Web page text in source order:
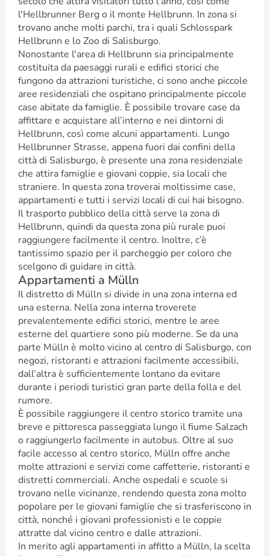
l'Hellbrunner Berg o il monte Hellbrunn. In zona si
trovano anche molti parchi, tra i quali Schlosspark
Hellbrunn e lo Zoo di Salisburgo.
Nonostante l'area di Hellbrunn sia principalmente
costituita da paesaggi rurali e edifici storici che
fungono da attrazioni turistiche, ci sono anche piccole
aree residenziali che ospitano principalmente piccole
case abitate da famiglie. È possibile trovare case da
affittare e acquistare all’interno e nei dintorni di
Hellbrunn, così come alcuni appartamenti. Lungo
Hellbrunner Strasse, appena fuori dai confini della
città di Salisburgo, è presente una zona residenziale
che attira famiglie e giovani coppie, sia locali che
straniere. In questa zona troverai moltissime case,
appartamenti e tutti i servizi locali di cui hai bisogno.
Il trasporto pubblico della città serve la zona di
Hellbrunn, quindi da questa zona più rurale puoi
raggiungere facilmente il centro. Inoltre, c’è
tantissimo spazio per il parcheggio per coloro che
scelgono di guidare in città.
Appartamenti a Mülln
Il distretto di Mülln si divide in una zona interna ed
una esterna. Nella zona interna troverete
prevalentemente edifici storici, mentre le aree
esterne del quartiere sono più moderne. Se da una
parte Mülln è molto vicino al centro di Salisburgo, con
negozi, ristoranti e attrazioni facilmente accessibili,
dall’altra è sufficientemente lontano da evitare
durante i periodi turistici gran parte della folla e del
rumore.
È possibile raggiungere il centro storico tramite una
breve e pittoresca passeggiata lungo il fiume Salzach
o raggiungerlo facilmente in autobus. Oltre al suo
facile accesso al centro storico, Mülln offre anche
molte attrazioni e servizi come caffetterie, ristoranti e
distretti commerciali. Anche ospedali e scuole si
trovano nelle vicinanze, rendendo questa zona molto
popolare per le giovani famiglie che si trasferiscono in
città, nonché i giovani professionisti e le coppie
attratte dal vicino centro e dalle attrazioni.
In merito agli appartamenti in affitto a Mülln, la scelta